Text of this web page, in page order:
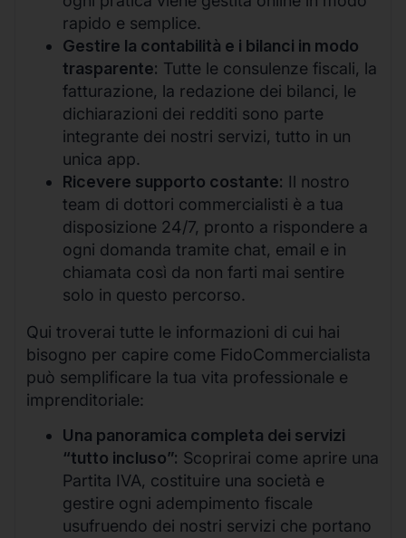
rapido e semplice.
Gestire la contabilità e i bilanci in modo
trasparente: Tutte le consulenze fiscali, la
fatturazione, la redazione dei bilanci, le
dichiarazioni dei redditi sono parte
integrante dei nostri servizi, tutto in un
unica app.
Ricevere supporto costante: Il nostro
team di dottori commercialisti è a tua
disposizione 24/7, pronto a rispondere a
ogni domanda tramite chat, email e in
chiamata così da non farti mai sentire
solo in questo percorso.
Qui troverai tutte le informazioni di cui hai
bisogno per capire come FidoCommercialista
può semplificare la tua vita professionale e
imprenditoriale:
Una panoramica completa dei servizi
“tutto incluso”: Scoprirai come aprire una
Partita IVA, costituire una società e
gestire ogni adempimento fiscale
usufruendo dei nostri servizi che portano